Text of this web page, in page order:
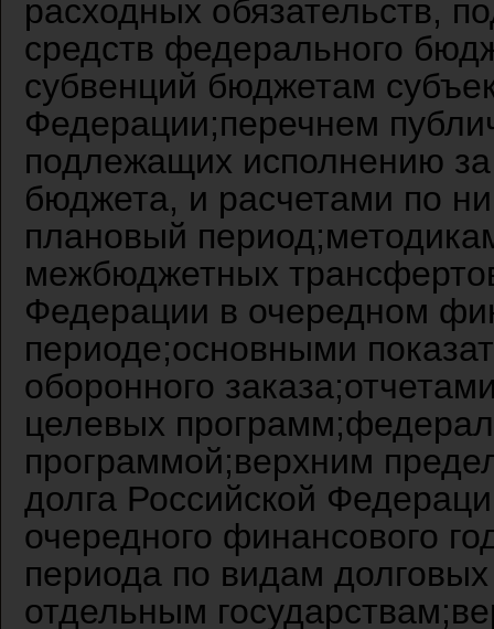
расходных обязательств,
средств федерального
субвенций бюджетам
Федерации;перечнем
подлежащих исполнению
бюджета, и расчетами по
плановый
межбюджетных
Федерации в очередном
периоде;основными
оборонного
целевых
программой;верхним
долга Российской
очередного финансового
периода по видам
отдельным